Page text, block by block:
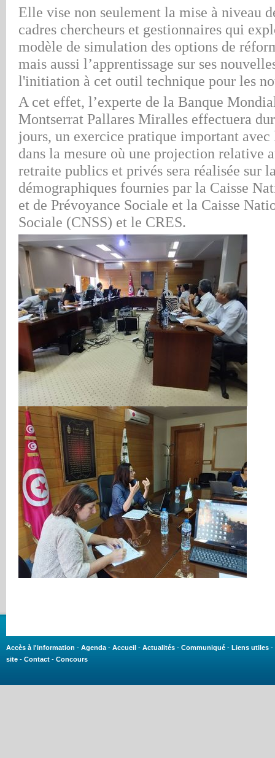
Elle vise non seulement la mise à niveau
cadres chercheurs et gestionnaires qui
modèle de simulation des options de
mais aussi l’apprentissage sur ses
l'initiation à cet outil technique pour les
A cet effet, l’experte de la Banque
Montserrat Pallares Miralles effectuera
jours, un exercice pratique important
dans la mesure où une projection relative
retraite publics et privés sera réalisée sur
démographiques fournies par la Caisse
et de Prévoyance Sociale et la Caisse
Sociale (CNSS) et le CRES.
Accès à l'information - Agenda - Accueil - Actualités - Communiqué - Liens utiles -
site - Contact - Concours